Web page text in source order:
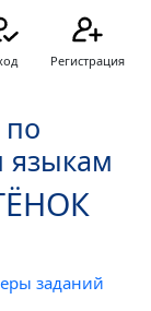
Регистрация
по
языкам
заданий